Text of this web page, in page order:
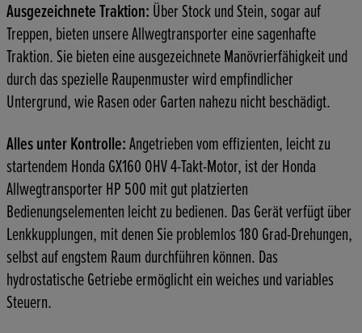
Ausgezeichnete Traktion: Über Stock und Stein, sogar auf
Treppen, bieten unsere Allwegtransporter eine sagenhafte
Traktion. Sie bieten eine ausgezeichnete Manövrierfähigkeit und
durch das spezielle Raupenmuster wird empfindlicher
Untergrund, wie Rasen oder Garten nahezu nicht beschädigt.
Alles unter Kontrolle:Angetrieben vom effizienten, leicht zu
startendem Honda GX160 OHV 4-Takt-Motor, ist der Honda
Allwegtransporter HP 500 mit gut platzierten
Bedienungselementen leicht zu bedienen. Das Gerät verfügt über
Lenkkupplungen, mit denen Sie problemlos 180 Grad-Drehungen,
selbst auf engstem Raum durchführen können. Das
hydrostatische Getriebe ermöglicht ein weiches und variables
Steuern.